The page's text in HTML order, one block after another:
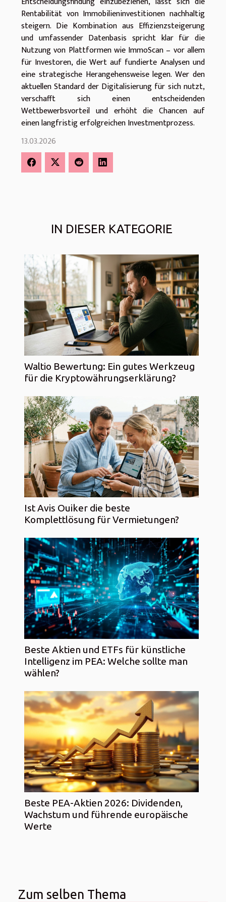
Rentabilität von Immobilieninvestitionen nachhaltig
steigern. Die Kombination aus Effizienzsteigerung
und umfassender Datenbasis spricht klar für die
Nutzung von Plattformen wie ImmoScan – vor allem
für Investoren, die Wert auf fundierte Analysen und
eine strategische Herangehensweise legen. Wer den
aktuellen Standard der Digitalisierung für sich nutzt,
verschafft sich einen entscheidenden
Wettbewerbsvorteil und erhöht die Chancen auf
einen langfristig erfolgreichen Investmentprozess.
13.03.2026
IN DIESER KATEGORIE
Waltio Bewertung: Ein gutes Werkzeug
für die Kryptowährungserklärung?
Ist Avis Ouiker die beste
Komplettlösung für Vermietungen?
Beste Aktien und ETFs für künstliche
Intelligenz im PEA: Welche sollte man
wählen?
Beste PEA-Aktien 2026: Dividenden,
Wachstum und führende europäische
Werte
Zum selben Thema